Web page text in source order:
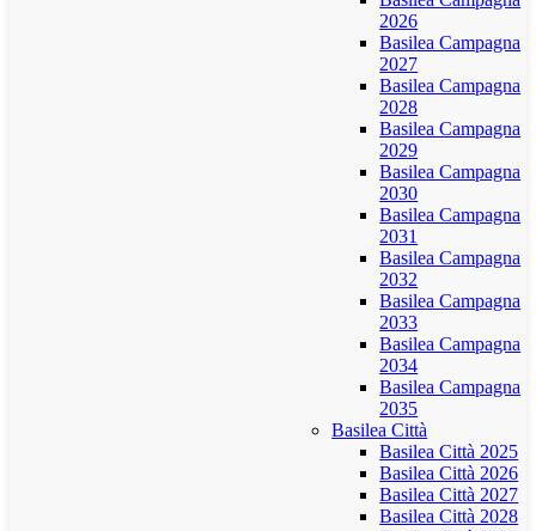
2026
Basilea Campagna
2027
Basilea Campagna
2028
Basilea Campagna
2029
Basilea Campagna
2030
Basilea Campagna
2031
Basilea Campagna
2032
Basilea Campagna
2033
Basilea Campagna
2034
Basilea Campagna
2035
Basilea Città
Basilea Città 2025
Basilea Città 2026
Basilea Città 2027
Basilea Città 2028